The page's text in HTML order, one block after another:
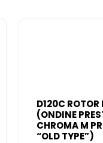
D120C ROTOR
(ONDINE
CHROMA M
“OLD TYPE”)